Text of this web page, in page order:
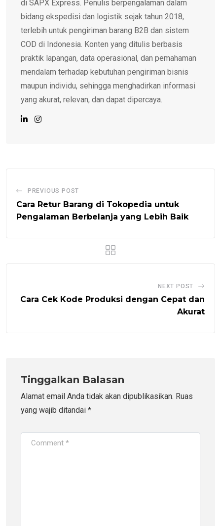
di SAPX Express. Penulis berpengalaman dalam
bidang ekspedisi dan logistik sejak tahun 2018,
terlebih untuk pengiriman barang B2B dan sistem
COD di Indonesia. Konten yang ditulis berbasis
praktik lapangan, data operasional, dan pemahaman
mendalam terhadap kebutuhan pengiriman bisnis
maupun individu, sehingga menghadirkan informasi
yang akurat, relevan, dan dapat dipercaya.
PREVIOUS POST
Cara Retur Barang di Tokopedia untuk
Pengalaman Berbelanja yang Lebih Baik
NEXT POST
Cara Cek Kode Produksi dengan Cepat dan
Akurat
Tinggalkan Balasan
Alamat email Anda tidak akan dipublikasikan. Ruas
yang wajib ditandai *